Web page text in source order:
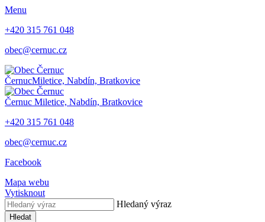
Menu
+420 315 761 048
obec@cernuc.cz
ČernucMiletice, Nabdín, Bratkovice
Černuc Miletice, Nabdín, Bratkovice
+420 315 761 048
obec@cernuc.cz
Facebook
Mapa webu
Vytisknout
Hledaný výraz
Hledat